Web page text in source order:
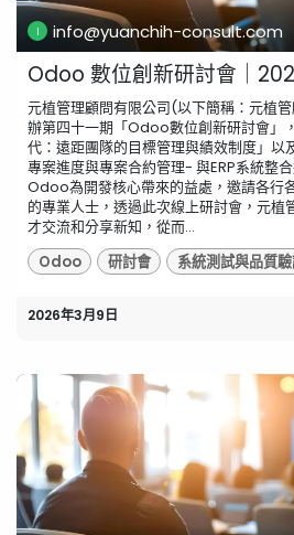
info@yuanchih-consult.com
Odoo 數位創新研討會｜
元植管理顧問有限公司(以下簡稱：元植
辦第四十一期「Odoo數位創新研討會」
代：遠距團隊的目標管理與績效制度」以
專案進度與專案合約管理- 與ERP系統整
Odoo為開發核心帶來的益處，邀請各行
的專業人士，透過此次線上研討會，元植
才交流和分享新知，從而...
Odoo
研討會 系統測試與品質
2026年3月9日